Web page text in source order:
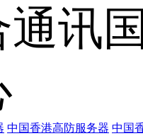
讯
中国香港高防服务器 中国